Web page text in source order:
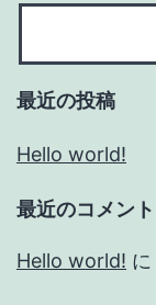
最近の投稿
Hello world!
最近のコメント
Hello world! に